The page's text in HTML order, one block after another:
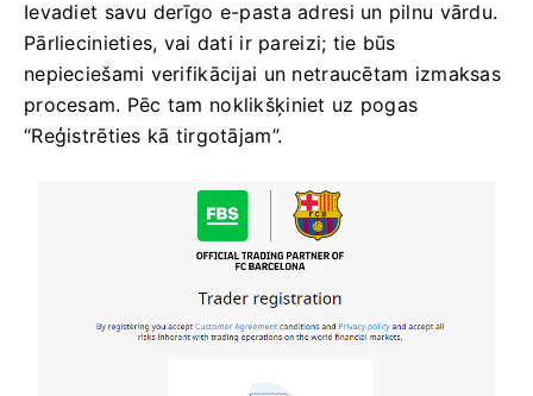
Ievadiet savu derīgo e-pasta adresi un pilnu vārdu.
Pārliecinieties, vai dati ir pareizi; tie būs
nepieciešami verifikācijai un netraucētam izmaksas
procesam. Pēc tam noklikšķiniet uz pogas
“Reģistrēties kā tirgotājam”.